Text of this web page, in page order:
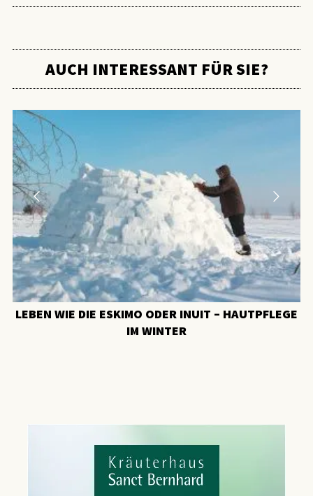
AUCH INTERESSANT FÜR SIE?
LEBEN WIE DIE ESKIMO ODER INUIT – HAUTPFLEGE
IM WINTER